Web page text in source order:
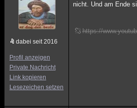
dabei seit 2016
Profil anzeigen
Private Nachricht
Link kopieren
Lesezeichen setzen
nicht. Und am Ende
https://